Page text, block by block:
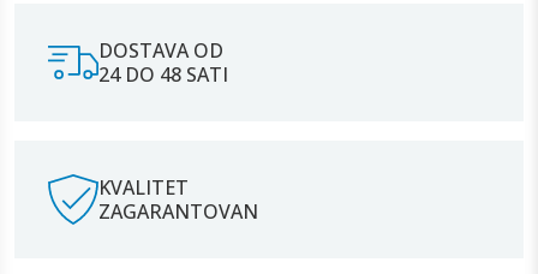
DOSTAVA OD
24 DO 48 SATI
KVALITET
ZAGARANTOVAN